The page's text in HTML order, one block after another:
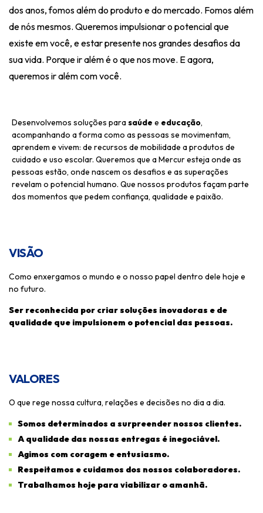
dos anos, fomos além do produto e do mercado. Fomos além
de nós mesmos. Queremos impulsionar o potencial que
existe em você, e estar presente nos grandes desafios da
sua vida. Porque ir além é o que nos move. E agora,
queremos ir além com você.
Desenvolvemos soluções parasaúde e educação,
acompanhando a forma como as pessoas se movimentam,
aprendem e vivem: de recursos de mobilidade a produtos de
cuidado e uso escolar. Queremos que a Mercur esteja onde as
pessoas estão, onde nascem os desafios e as superações
revelam o potencial humano. Que nossos produtos façam parte
dos momentos que pedem confiança, qualidade e paixão.
VISÃO
Como enxergamos o mundo e o nosso papel dentro dele hoje e
no futuro.
Ser reconhecida por criar soluções inovadoras e de
qualidade que impulsionem o potencial das pessoas.
VALORES
O que rege nossa cultura, relações e decisões no dia a dia.
Somos determinados a surpreender nossos clientes.
A qualidade das nossas entregas é inegociável.
Agimos com coragem e entusiasmo.
Respeitamos e cuidamos dos nossos colaboradores.
Trabalhamos hoje para viabilizar o amanhã.